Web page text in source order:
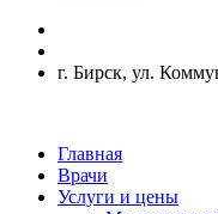
г. Бирск, ул.
Главная
Врачи
Услуги и цены